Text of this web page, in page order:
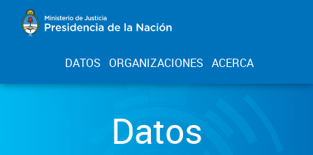
DATOS ORGANIZACIONES ACERCA
Datos